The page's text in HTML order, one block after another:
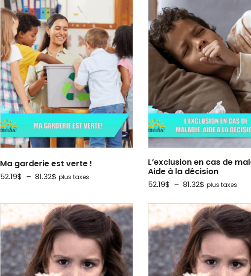
Ma garderie est verte !
52.19$ – 81.32$ Plage
prix :
52.19$
à
81.32$
plus taxes
L’exclusion en cas de
Aide à la décision
52.19$ – 81.32$ Plage
prix :
52.19$
à
plus taxes